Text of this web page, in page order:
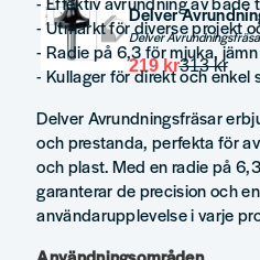
313 kr
219 kr
- Utmärkt för diverse projekt
- Radie på 6,3 för mjuka,
- Kullager för direkt och enkel
Delver Avrundningsfräsar
och prestanda, perfekta för
och plast. Med en radie på
garanterar de precision och
användarupplevelse i varje